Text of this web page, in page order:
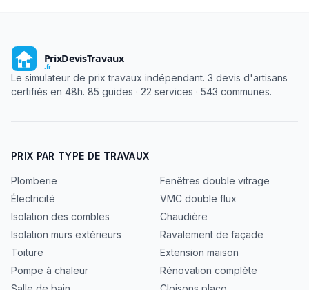
Le simulateur de prix travaux indépendant. 3 devis d'artisans
certifiés en 48h. 85 guides · 22 services · 543 communes.
PRIX PAR TYPE DE TRAVAUX
Plomberie
Électricité
Isolation des combles
Isolation murs extérieurs
Toiture
Pompe à chaleur
Fenêtres double vitrage
VMC double flux
Chaudière
Ravalement de façade
Extension maison
Rénovation complète